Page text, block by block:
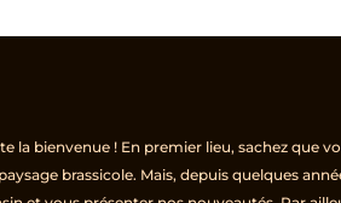
la bienvenue ! En premier lieu, sachez que
brassicole. Mais, depuis quelques